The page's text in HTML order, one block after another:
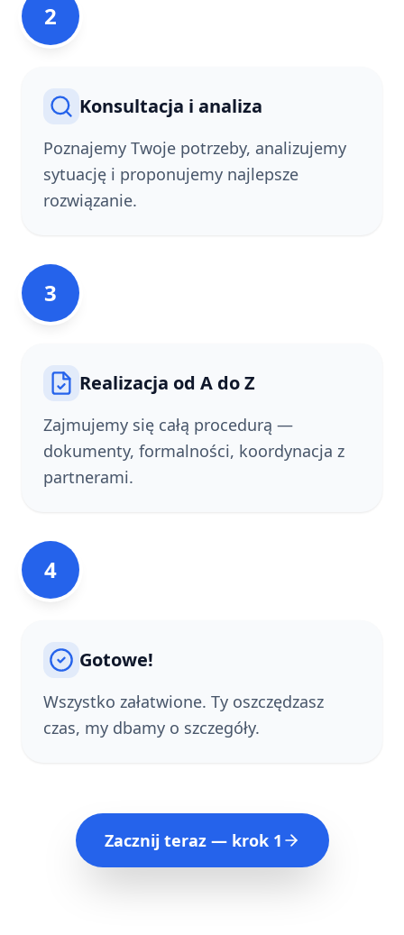
2
Konsultacja i analiza
Poznajemy Twoje potrzeby, analizujemy
sytuację i proponujemy najlepsze
rozwiązanie.
3
Realizacja od A do Z
Zajmujemy się całą procedurą —
dokumenty, formalności, koordynacja z
partnerami.
4
Gotowe!
Wszystko załatwione. Ty oszczędzasz
czas, my dbamy o szczegóły.
Zacznij teraz — krok 1